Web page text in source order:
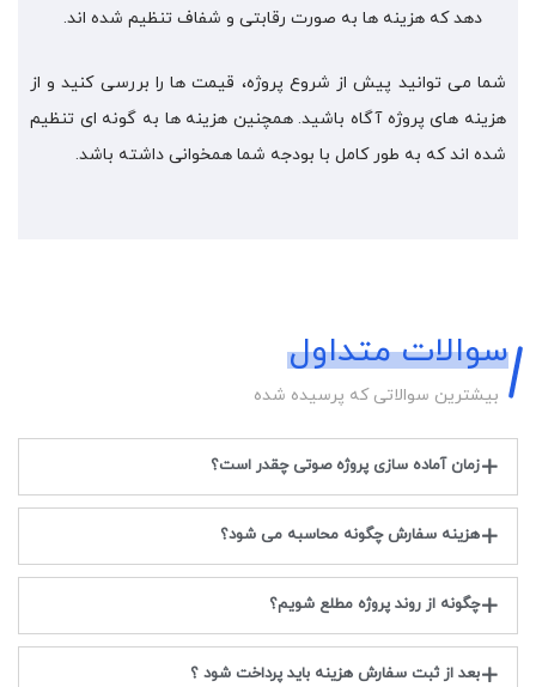
دهد که هزینه ها به صورت رقابتی و شفاف تنظیم شده اند.
شما می توانید پیش از شروع پروژه، قیمت ها را بررسی کنید و از
هزینه های پروژه آگاه باشید. همچنین هزینه ها به گونه ای تنظیم
شده اند که به طور کامل با بودجه شما همخوانی داشته باشد.
سوالات متداول
بیشترین سوالاتی که پرسیده شده
زمان آماده سازی پروژه صوتی چقدر است؟
هزینه سفارش چگونه محاسبه می شود؟
چگونه از روند پروژه مطلع شویم؟
بعد از ثبت سفارش هزینه باید پرداخت شود ؟